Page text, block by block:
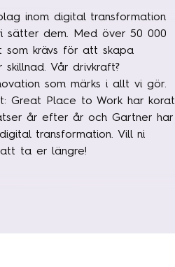
inom digital transformation
dem. Med över 50 000
krävs för att skapa
Vår drivkraft?
som märks i allt vi gör.
Great Place to Work har korat
år efter år och Gartner har
transformation. Vill ni
ta er längre!